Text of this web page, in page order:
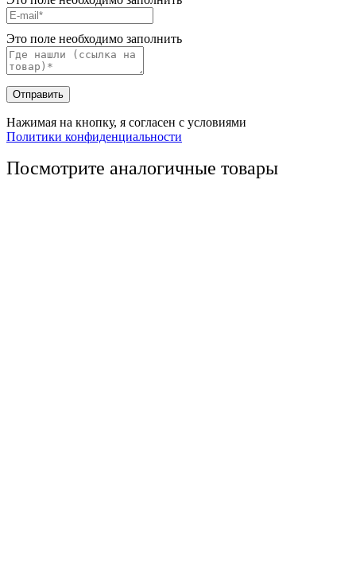
Это поле необходимо заполнить
Отправить
Нажимая на кнопку, я согласен с условиями
Политики конфиденциальности
Посмотрите аналогичные товары